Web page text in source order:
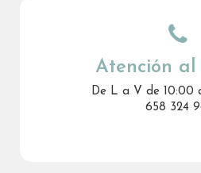
Atención al
De L a V de 10:00
658 324